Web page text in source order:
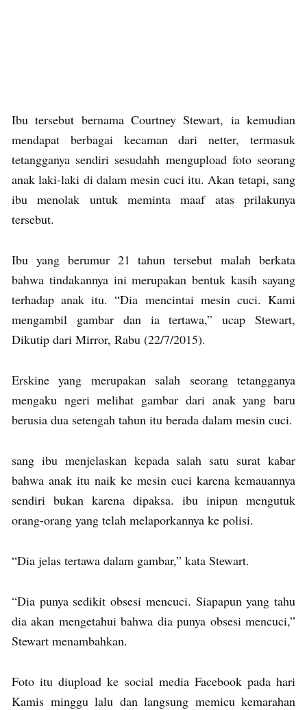
Ibu tersebut bernama Courtney Stewart, ia kemudian
mendapat berbagai kecaman dari netter, termasuk
tetangganya sendiri sesudahh mengupload foto seorang
anak laki-laki di dalam mesin cuci itu. Akan tetapi, sang
ibu menolak untuk meminta maaf atas prilakunya
tersebut.
Ibu yang berumur 21 tahun tersebut malah berkata
bahwa tindakannya ini merupakan bentuk kasih sayang
terhadap anak itu. “Dia mencintai mesin cuci. Kami
mengambil gambar dan ia tertawa,” ucap Stewart,
Dikutip dari Mirror, Rabu (22/7/2015).
Erskine yang merupakan salah seorang tetangganya
mengaku ngeri melihat gambar dari anak yang baru
berusia dua setengah tahun itu berada dalam mesin cuci.
sang ibu menjelaskan kepada salah satu surat kabar
bahwa anak itu naik ke mesin cuci karena kemauannya
sendiri bukan karena dipaksa. ibu inipun mengutuk
orang-orang yang telah melaporkannya ke polisi.
“Dia jelas tertawa dalam gambar,” kata Stewart.
“Dia punya sedikit obsesi mencuci. Siapapun yang tahu
dia akan mengetahui bahwa dia punya obsesi mencuci,”
Stewart menambahkan.
Foto itu diupload ke social media Facebook pada hari
Kamis minggu lalu dan langsung memicu kemarahan